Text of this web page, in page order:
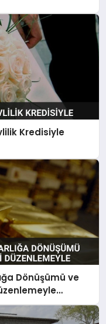
Kredisiyle
Dönüşümü ve